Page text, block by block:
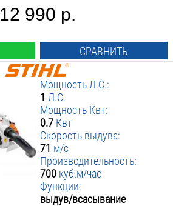
12 990 р.
СРАВНИТЬ
Мощность Л.С.:
1 Л.С.
Мощность Квт:
0.7 Квт
Скорость выдува:
71 м/с
Производительность:
700 куб.м/час
Функции:
выдув/всасывание